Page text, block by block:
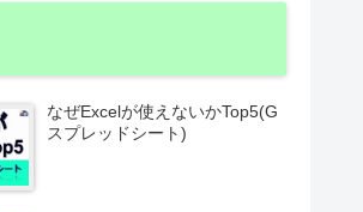
なぜExcelが使えないかTop5(G
スプレッドシート)